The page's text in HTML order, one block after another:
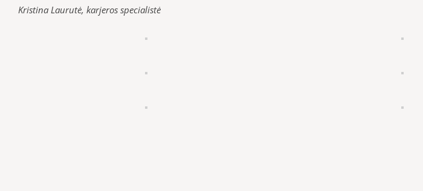
Kristina Laurutė, karjeros specialistė